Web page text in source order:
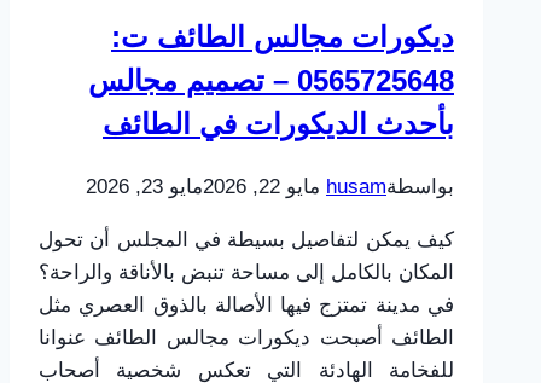
ديكورات مجالس الطائف ت:
0565725648 – تصميم مجالس
بأحدث الديكورات في الطائف
بواسطةhusam مايو 22, 2026 مايو 23, 2026
كيف يمكن لتفاصيل بسيطة في المجلس أن تحول
المكان بالكامل إلى مساحة تنبض بالأناقة والراحة؟
في مدينة تمتزج فيها الأصالة بالذوق العصري مثل
الطائف أصبحت ديكورات مجالس الطائف عنوانا
للفخامة الهادئة التي تعكس شخصية أصحاب